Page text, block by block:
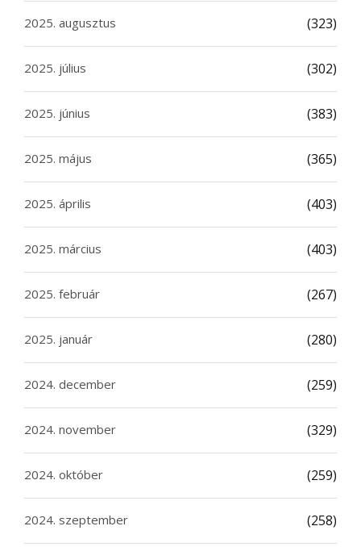
2025. augusztus (323)
2025. július (302)
2025. június (383)
2025. május (365)
2025. április (403)
2025. március (403)
2025. február (267)
2025. január (280)
2024. december (259)
2024. november (329)
2024. október (259)
2024. szeptember (258)